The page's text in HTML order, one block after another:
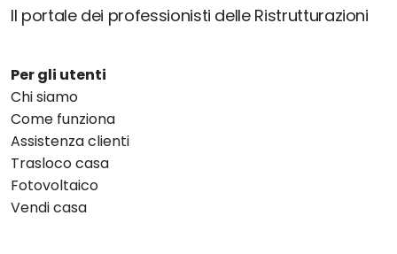
Il portale dei professionisti delle Ristrutturazioni
Per gli utenti
Chi siamo
Come funziona
Assistenza clienti
Trasloco casa
Fotovoltaico
Vendi casa